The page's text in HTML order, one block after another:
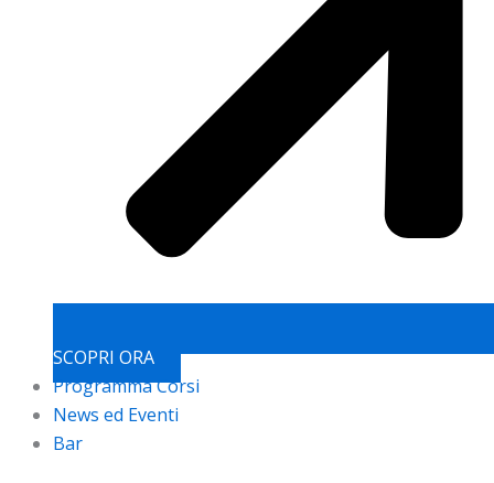
SCOPRI ORA
Programma Corsi
News ed Eventi
Bar